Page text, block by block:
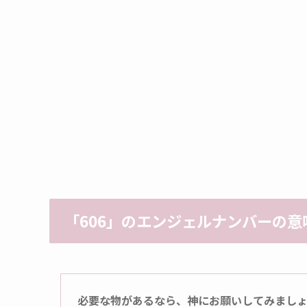
「606」のエンジェルナンバーの
必要な物があるなら、神にお願いしてみまし